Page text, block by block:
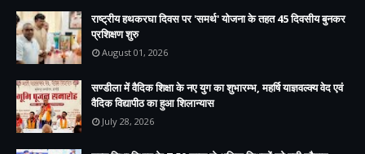
राष्ट्रीय हथकरघा दिवस पर 'समर्थ' योजना के तहत 45 दिवसीय बुनकर
प्रशिक्षण शुरु
August 01, 2026
सण्डीला में वैदिक शिक्षा के नए युग का शुभारम्भ, महर्षि याज्ञवल्क्य वेद एवं
वैदिक विद्यापीठ का हुआ शिलान्यास
July 28, 2026